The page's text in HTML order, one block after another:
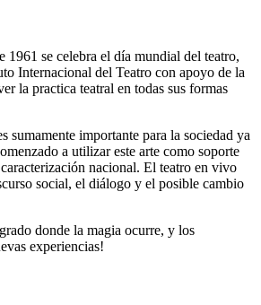
1961 se celebra el día mundial del teatro,
Internacional del Teatro con apoyo de la
la practica teatral en todas sus formas
sumamente importante para la sociedad ya
a utilizar este arte como soporte
nacional. El teatro en vivo
social, el diálogo y el posible cambio
donde la magia ocurre, y los
experiencias!